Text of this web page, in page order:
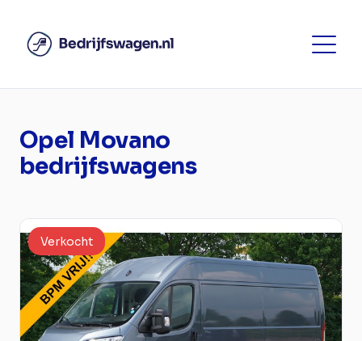
Opel Movano
bedrijfswagens
Verkocht